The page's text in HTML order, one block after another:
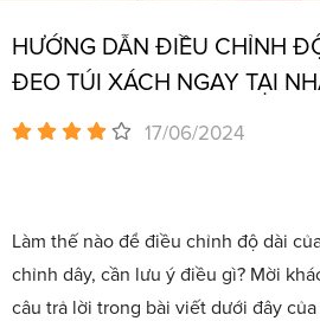
HƯỚNG DẪN ĐIỀU CHỈNH
ĐEO TÚI XÁCH NGAY TẠI
17/06/2024
Làm thế nào để điều chỉnh độ dài
chỉnh dây, cần lưu ý điều gì? Mời
câu trả lời trong bài viết dưới đây của